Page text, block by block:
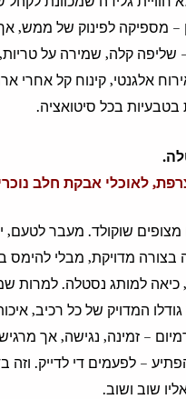
– מספיקה לפינוק של ממש,
קלה, שמירה על טריות,
אלגנטי, קינוח קל אחרי
בכל סיטואציה.
לאוכלי אבקת חלב
מצופים שוקולד. מעבר
מדויקת, מבלי להימס
כיאה למותג נסטלה. למרות
המדויק של כל רכיב,
– זמינה, נגישה, אך
– לפעמים די לדייק. וזה
שוב ושוב.